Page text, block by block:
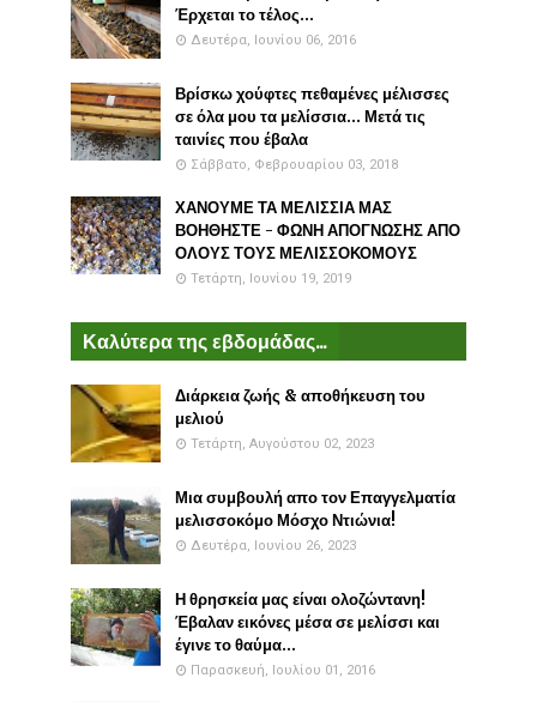
Έρχεται το τέλος...
Δευτέρα, Ιουνίου 06, 2016
Βρίσκω χούφτες πεθαμένες μέλισσες
σε όλα μου τα μελίσσια... Μετά τις
ταινίες που έβαλα
Σάββατο, Φεβρουαρίου 03, 2018
ΧΑΝΟΥΜΕ ΤΑ ΜΕΛΙΣΣΙΑ ΜΑΣ
ΒΟΗΘΗΣΤΕ - ΦΩΝΗ ΑΠΟΓΝΩΣΗΣ ΑΠΟ
ΟΛΟΥΣ ΤΟΥΣ ΜΕΛΙΣΣΟΚΟΜΟΥΣ
Τετάρτη, Ιουνίου 19, 2019
Καλύτερα της εβδομάδας...
Διάρκεια ζωής & αποθήκευση του
μελιού
Τετάρτη, Αυγούστου 02, 2023
Μια συμβουλή απο τον Επαγγελματία
μελισσοκόμο Μόσχο Ντιώνια!
Δευτέρα, Ιουνίου 26, 2023
Η θρησκεία μας είναι ολοζώντανη!
Έβαλαν εικόνες μέσα σε μελίσσι και
έγινε το θαύμα...
Παρασκευή, Ιουλίου 01, 2016